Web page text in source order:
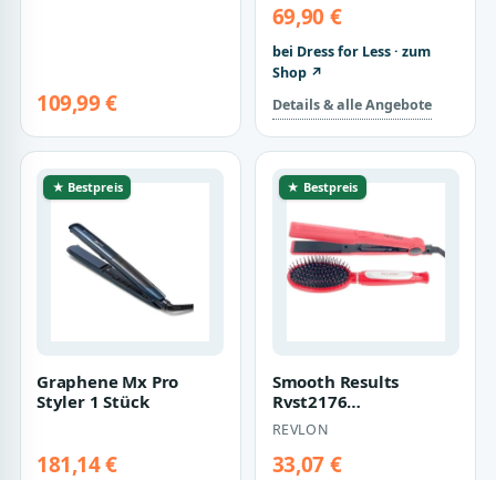
109,99 €
69,90 €
bei Dress for Less · zum
Shop ↗
Details & alle Angebote
★ Bestpreis
Graphene Mx Pro
Styler 1 Stück
181,14 €
★ Bestpreis
Smooth Results
Rvst2176
Haarglätteisen-etui 3
Stk 3 pz
REVLON
33,07 €